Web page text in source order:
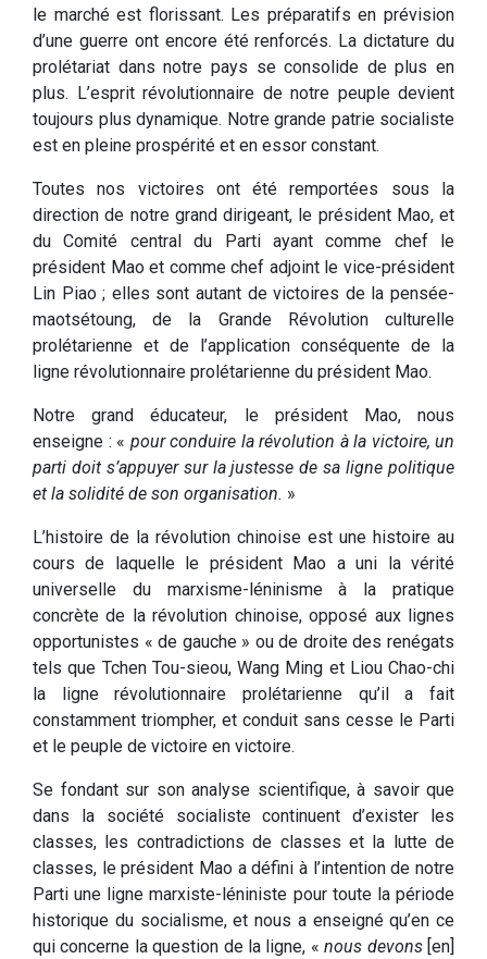
le marché est florissant. Les préparatifs en prévision
d’une guerre ont encore été renforcés. La dictature du
prolétariat dans notre pays se consolide de plus en
plus. L’esprit révolutionnaire de notre peuple devient
toujours plus dynamique. Notre grande patrie socialiste
est en pleine prospérité et en essor constant.
Toutes nos victoires ont été remportées sous la
direction de notre grand dirigeant, le président Mao, et
du Comité central du Parti ayant comme chef le
président Mao et comme chef adjoint le vice-président
Lin Piao ; elles sont autant de victoires de la pensée-
maotsétoung, de la Grande Révolution culturelle
prolétarienne et de l’application conséquente de la
ligne révolutionnaire prolétarienne du président Mao.
Notre grand éducateur, le président Mao, nous
enseigne : « pour conduire la révolution à la victoire, un
parti doit s’appuyer sur la justesse de sa ligne politique
et la solidité de son organisation. »
L’histoire de la révolution chinoise est une histoire au
cours de laquelle le président Mao a uni la vérité
universelle du marxisme-léninisme à la pratique
concrète de la révolution chinoise, opposé aux lignes
opportunistes « de gauche » ou de droite des renégats
tels que Tchen Tou-sieou, Wang Ming et Liou Chao-chi
la ligne révolutionnaire prolétarienne qu’il a fait
constamment triompher, et conduit sans cesse le Parti
et le peuple de victoire en victoire.
Se fondant sur son analyse scientifique, à savoir que
dans la société socialiste continuent d’exister les
classes, les contradictions de classes et la lutte de
classes, le président Mao a défini à l’intention de notre
Parti une ligne marxiste-léniniste pour toute la période
historique du socialisme, et nous a enseigné qu’en ce
qui concerne la question de la ligne, «nous devons[en]